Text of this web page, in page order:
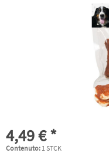
4,49 € *
Contenuto: 1 STCK